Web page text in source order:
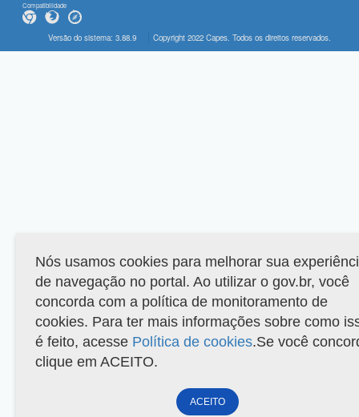
Compatibilidade
Versão do sistema: 3.88.9 Copyright 2022 Capes. Todos os direitos reservados.
Nós usamos cookies para melhorar sua
de navegação no portal. Ao utilizar o gov.br, você
concorda com a política de monitoramento de
cookies. Para ter mais informações sobre como
é feito, acesse Política de cookies.Se você
clique em ACEITO.
ACEITO